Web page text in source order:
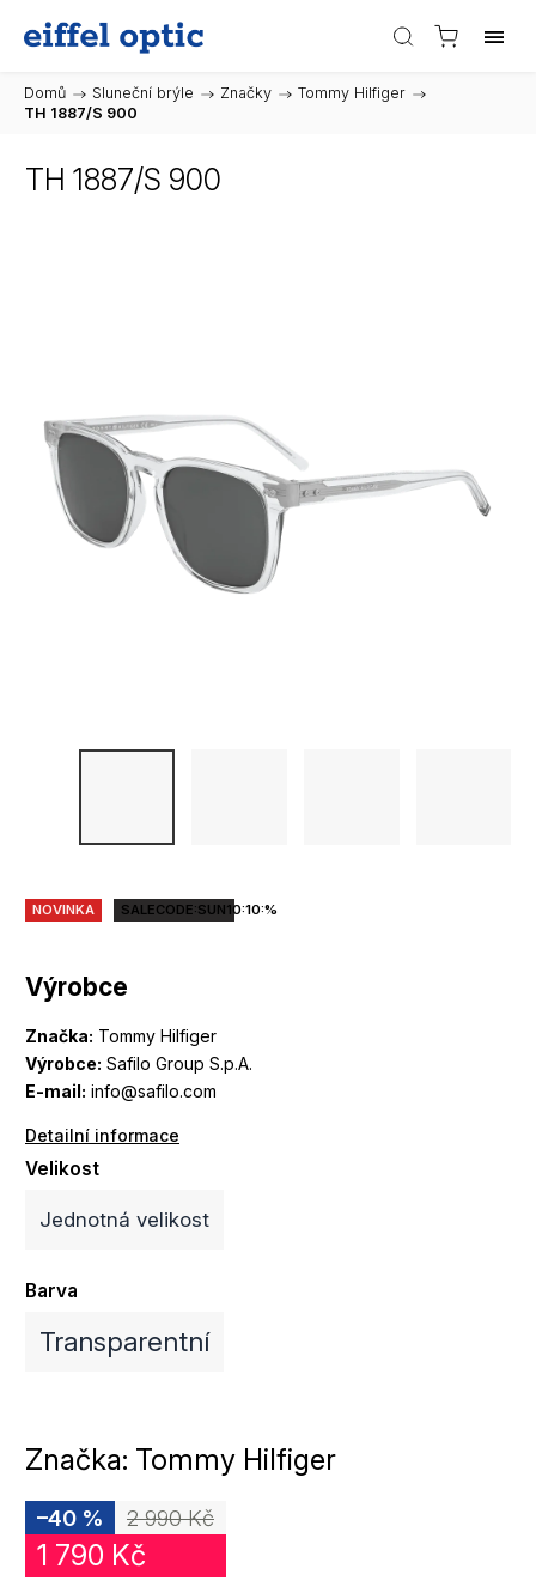
Domů / Sluneční brýle / Značky / Tommy Hilfiger /
TH 1887/S 900
TH 1887/S 900
Výrobce
Značka: Tommy Hilfiger
Výrobce: Safilo Group S.p.A.
E-mail: info@safilo.com
Detailní informace
NOVINKA SALECODE:SUN10:10:%
Velikost
Jednotná velikost
Barva
Transparentní
Značka: Tommy Hilfiger
2 990 Kč
–40 %
1 790 Kč